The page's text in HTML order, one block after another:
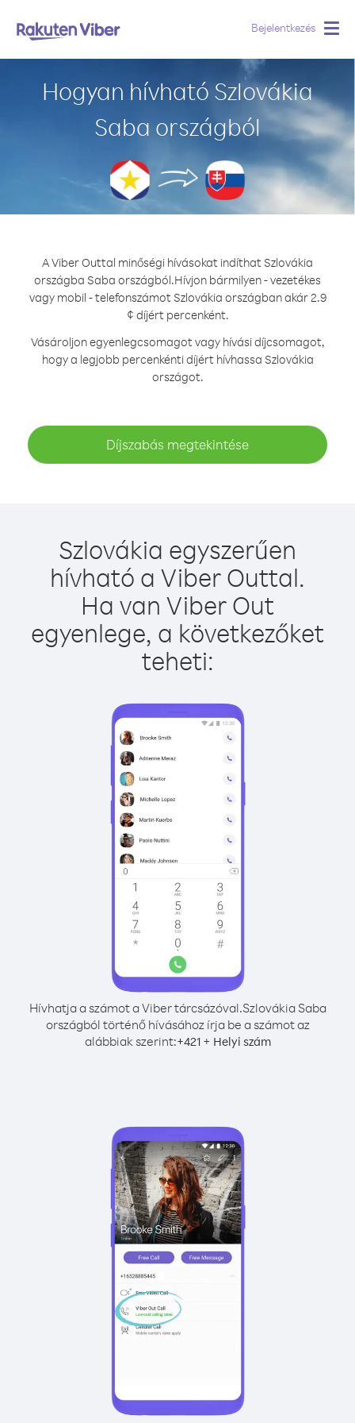
Bejelentkezés
Hogyan hívható Szlovákia
Saba országból
A Viber Outtal minőségi hívásokat indíthat Szlovákia
országba Saba országból.Hívjon bármilyen - vezetékes
vagy mobil - telefonszámot Szlovákia országban akár 2.9
¢ díjért percenként.
Vásároljon egyenlegcsomagot vagy hívási díjcsomagot,
hogy a legjobb percenkénti díjért hívhassa Szlovákia
országot.
Díjszabás megtekintése
Szlovákia egyszerűen
hívható a Viber Outtal.
Ha van Viber Out
egyenlege, a következőket
teheti:
Hívhatja a számot a Viber tárcsázóval.Szlovákia Saba
országból történő hívásához írja be a számot az
alábbiak szerint:+421+ Helyi szám